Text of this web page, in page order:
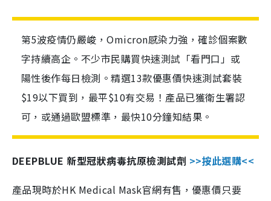
第5波疫情仍嚴峻，Omicron感染力強，確診個案數
字持續高企。不少市民購買快速測試「看門口」或
陽性後作每日檢測。精選13款優惠價快速測試套裝
$19以下買到，最平$10有交易！產品已獲衛生署認
可，或通過歐盟標準，最快10分鐘知結果。
DEEPBLUE 新型冠狀病毒抗原檢測試劑 >>按此選購<<
產品現時於HK Medical Mask官網有售，優惠價只要